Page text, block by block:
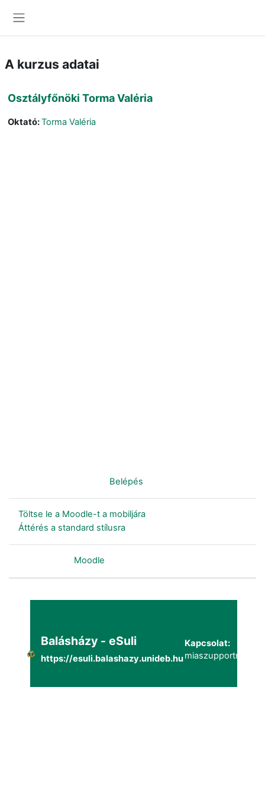
A kurzus adatai
Osztályfőnöki Torma Valéria
Oktató:Torma Valéria
Belépés
Töltse le a Moodle-t a mobiljára
Áttérés a standard stílusra
Moodle
Balásházy - eSuli
https://esuli.balashazy.unideb.hu
Kapcsolat: